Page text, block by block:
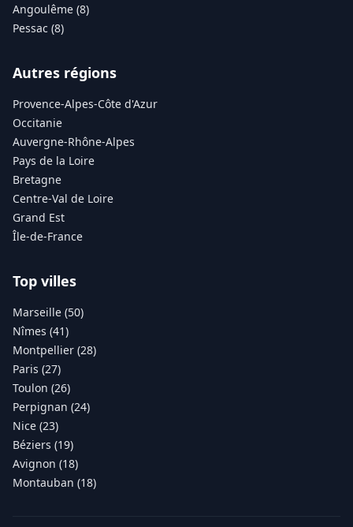
Angoulême (8)
Pessac (8)
Autres régions
Provence-Alpes-Côte d'Azur
Occitanie
Auvergne-Rhône-Alpes
Pays de la Loire
Bretagne
Centre-Val de Loire
Grand Est
Île-de-France
Top villes
Marseille (50)
Nîmes (41)
Montpellier (28)
Paris (27)
Toulon (26)
Perpignan (24)
Nice (23)
Béziers (19)
Avignon (18)
Montauban (18)